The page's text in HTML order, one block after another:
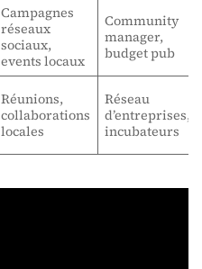
Campagnes
réseaux
sociaux,
events locaux
Community
manager,
budget pub
Réunions,
collaborations
locales
Réseau
d’entreprises,
incubateurs